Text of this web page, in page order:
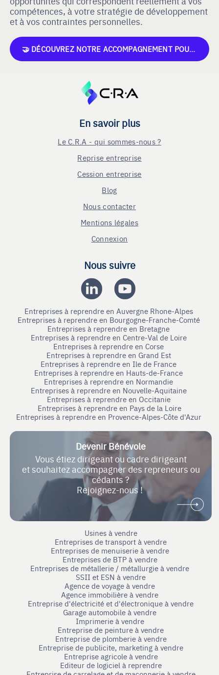
compétences, à votre stratégie de développement
et à vos contraintes personnelles.
🤝 DÉCOUVREZ NOTRE ACCOMPAGNEMENT POUR LES REPRENEURS !
En savoir plus
Le C.R.A - qui sommes-nous ?
Reprise entreprise
Cession entreprise
Blog
Nous contacter
Mentions légales
Connexion
Nous suivre
Entreprises à reprendre en Auvergne Rhone-Alpes
Entreprises à reprendre en Bourgogne-Franche-Comté
Entreprises à reprendre en Bretagne
Entreprises à reprendre en Centre-Val de Loire
Entreprises à reprendre en Corse
Entreprises à reprendre en Grand Est
Entreprises à reprendre en Ile de France
Entreprises à reprendre en Hauts-de-France
Entreprises à reprendre en Normandie
Entreprises à reprendre en Nouvelle-Aquitaine
Entreprises à reprendre en Occitanie
Entreprises à reprendre en Pays de la Loire
Entreprises à reprendre en Provence-Alpes-Côte d'Azur
Devenir Bénévole
Vous étiez dirigeant ou cadre dirigeant
et souhaitez accompagner des repreneurs ou
cédants ?
Rejoignez-nous !
Usines à vendre
Entreprises de transport à vendre
Entreprises de menuiserie à vendre
Entreprises de BTP à vendre
Entreprises de métallerie / métallurgie à vendre
SSII et ESN à vendre
Agence de voyage à vendre
Agence immobilière à vendre
Entreprise d'électricité et d'électronique à vendre
Garage automobile à vendre
Imprimerie à vendre
Entreprise de peinture à vendre
Entreprise de plomberie à vendre
Entreprise de publicite, marketing à vendre
Entreprise agricole à vendre
Editeur de logiciel à reprendre